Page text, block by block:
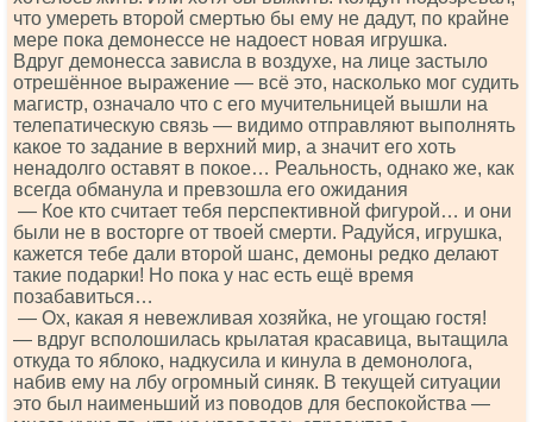
что умереть второй смертью бы ему не дадут, по крайне
мере пока демонессе не надоест новая игрушка.
Вдруг демонесса зависла в воздухе, на лице застыло
отрешённое выражение — всё это, насколько мог судить
магистр, означало что с его мучительницей вышли на
телепатическую связь — видимо отправляют выполнять
какое то задание в верхний мир, а значит его хоть
ненадолго оставят в покое… Реальность, однако же, как
всегда обманула и превзошла его ожидания
— Кое кто считает тебя перспективной фигурой… и они
были не в восторге от твоей смерти. Радуйся, игрушка,
кажется тебе дали второй шанс, демоны редко делают
такие подарки! Но пока у нас есть ещё время
позабавиться…
— Ох, какая я невежливая хозяйка, не угощаю гостя!
— вдруг всполошилась крылатая красавица, вытащила
откуда то яблоко, надкусила и кинула в демонолога,
набив ему на лбу огромный синяк. В текущей ситуации
это был наименьший из поводов для беспокойства —